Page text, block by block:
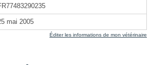
mai 2005
Éditer les informations de mon vétérinaire